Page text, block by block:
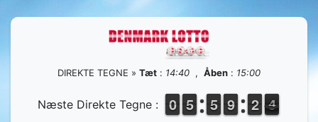
DIREKTE TEGNE » Tæt : 14:40 , Åben : 15:00
Næste Direkte Tegne : 9
9
0
0 4
4
5
5 4
4
5
5 8
8
9
9 1
1
2
2 5
4
4